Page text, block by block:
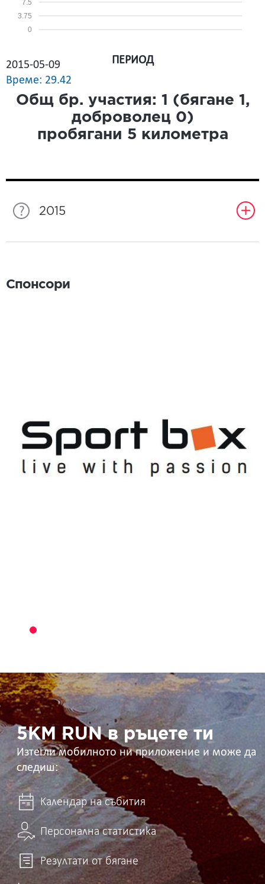
0
3.75
7.5
2015-05-09
Време: 29.42
ПЕРИОД
Общ бр. участия: 1 (бягане 1 ,
доброволец 0)
пробягани 5 километра
2015
Спонсори
5KM
RUN
в
ръцете
ти 5KM RUN в ръцете ти
Изтегли мобилното ни приложение и може да
следиш:
Календар на събития
Персонална статистика
Резултати от бягане